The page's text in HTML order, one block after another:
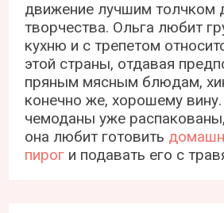
движение лучшим толчком
творчества. Ольга любит
кухню и с трепетом
этой страны, отдавая
пряным мясным блюдам,
конечно же, хорошему
чемоданы уже
она любит готовить
пирог и подавать его с